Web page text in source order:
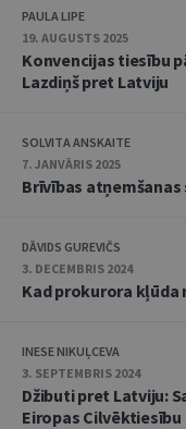
PAULA LIPE
19. AUGUSTS 2025
Konvencijas tiesību
Lazdiņš pret Latviju
SOLVITA ANSKAITE
7. JANVĀRIS 2025
Brīvības
DĀVIDS GUREVIČS
3. DECEMBRIS 2024
Kad prokurora kļūda
INESE NIKUĻCEVA
3. SEPTEMBRIS 2024
Džibuti pret Latviju:
Eiropas